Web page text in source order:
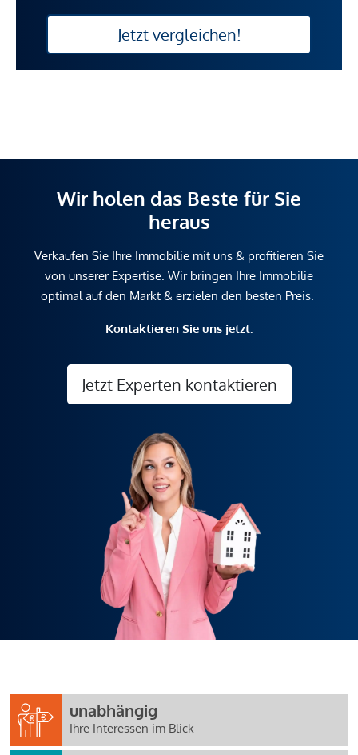
Jetzt vergleichen!
Wir holen das Beste für Sie
heraus
Verkaufen Sie Ihre Immobilie mit uns & profitieren Sie
von unserer Expertise. Wir bringen Ihre Immobilie
optimal auf den Markt & erzielen den besten Preis.
Kontaktieren Sie uns jetzt.
Jetzt Experten kontaktieren
unabhängig
Ihre Interessen im Blick